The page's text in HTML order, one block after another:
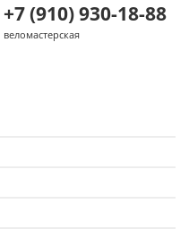
+7 (910) 930-18-88
веломастерская